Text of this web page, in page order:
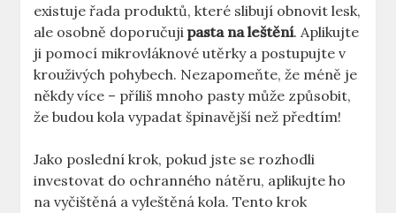
existuje řada produktů, které slibují obnovit lesk,
ale osobně doporučujipasta na leštění. Aplikujte
⁣ji pomocí⁢ mikrovláknové utěrky a postupujte v⁢
krouživých pohybech. Nezapomeňte,⁢ že méně je
někdy více – příliš mnoho ⁤pasty může způsobit,
⁢že budou kola vypadat špinavější než‍ předtím!
Jako poslední‍ krok, ⁣pokud jste se rozhodli
⁢investovat do ochranného nátěru, aplikujte ‌ho
na ‍vyčištěná a vyleštěná kola. Tento krok